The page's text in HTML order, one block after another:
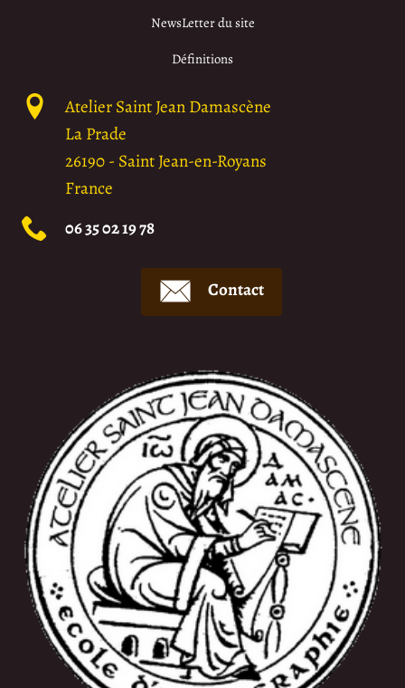
NewsLetter du site
Définitions
Atelier Saint Jean Damascène
La Prade
26190- Saint Jean-en-Royans
France
06 35 02 19 78
Contact